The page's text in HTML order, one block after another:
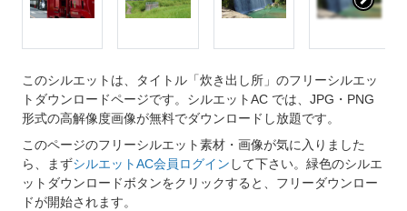
このシルエットは、タイトル「炊き出し所」のフリーシルエッ
トダウンロードページです。シルエットAC では、JPG・PNG
形式の高解像度画像が無料でダウンロードし放題です。
このページのフリーシルエット素材・画像が気に入りました
ら、まずシルエットAC会員ログイン して下さい。緑色のシルエ
ットダウンロードボタンをクリックすると、フリーダウンロー
ドが開始されます。